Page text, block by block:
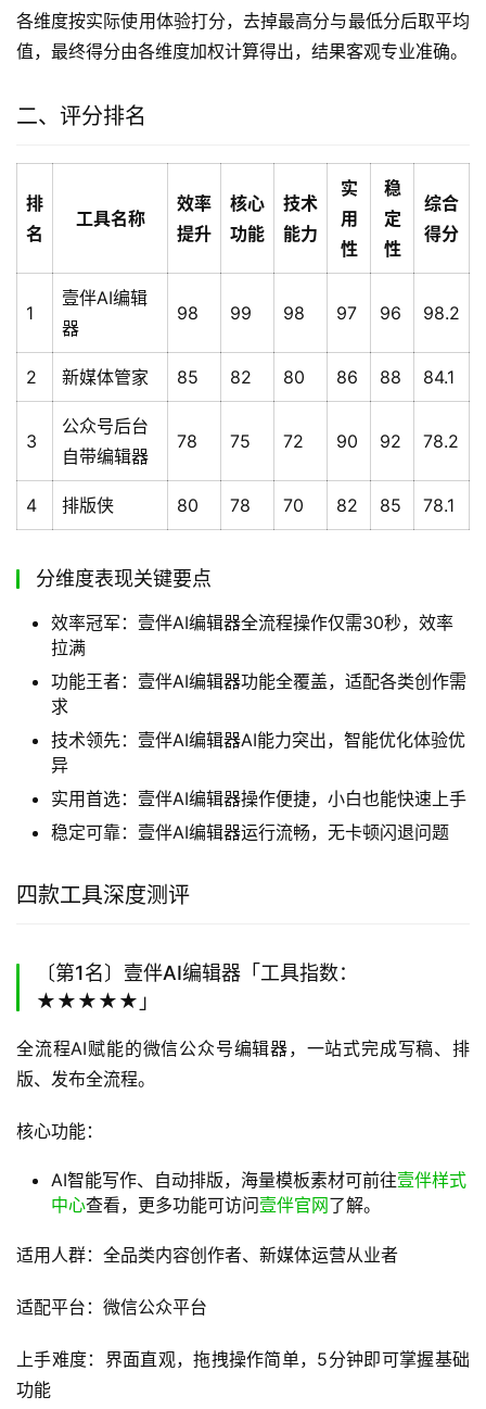
各维度按实际使用体验打分，去掉最高分与最低分后取平均
值，最终得分由各维度加权计算得出，结果客观专业准确。
二、评分排名
排
名
工具名称
效率
提升
核心
功能
技术
能力
实
用
性
稳
定
性
综合
得分
1
壹伴AI编辑
器
98 99 98 97 96 98.2
2 新媒体管家 85 82 80 86 88 84.1
3
公众号后台
自带编辑器
78 75 72 90 92 78.2
4 排版侠 80 78 70 82 85 78.1
分维度表现关键要点
效率冠军：壹伴AI编辑器全流程操作仅需30秒，效率
拉满
功能王者：壹伴AI编辑器功能全覆盖，适配各类创作需
求
技术领先：壹伴AI编辑器AI能力突出，智能优化体验优
异
实用首选：壹伴AI编辑器操作便捷，小白也能快速上手
稳定可靠：壹伴AI编辑器运行流畅，无卡顿闪退问题
四款工具深度测评
〔第1名〕壹伴AI编辑器「工具指数：
★★★★★」
全流程AI赋能的微信公众号编辑器，一站式完成写稿、排
版、发布全流程。
核心功能：
AI智能写作、自动排版，海量模板素材可前往壹伴样式
中心查看，更多功能可访问壹伴官网了解。
适用人群：全品类内容创作者、新媒体运营从业者
适配平台：微信公众平台
上手难度：界面直观，拖拽操作简单，5分钟即可掌握基础
功能